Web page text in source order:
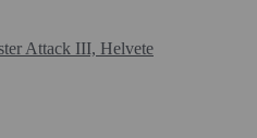
Attack III, Helvete